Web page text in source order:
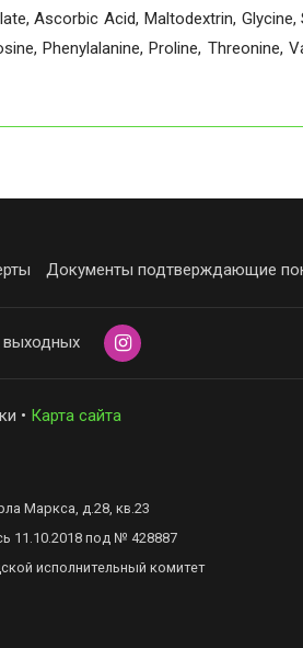
Ascorbic Acid, Maltodextrin, Glycine,
Phenylalanine, Proline, Threonine,
Документы подтверждающие
выходных
• Карта сайта
Маркса, д.28, кв.23
11.10.2018 под № 428887
исполнительный комитет